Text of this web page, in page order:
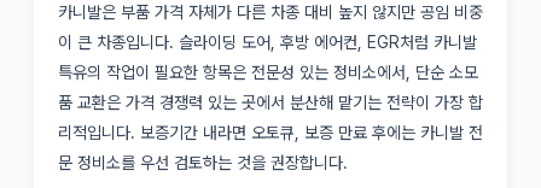
카니발은 부품 가격 자체가 다른 차종 대비 높지 않지만 공임 비중
이 큰 차종입니다. 슬라이딩 도어, 후방 에어컨, EGR처럼 카니발
특유의 작업이 필요한 항목은 전문성 있는 정비소에서, 단순 소모
품 교환은 가격 경쟁력 있는 곳에서 분산해 맡기는 전략이 가장 합
리적입니다. 보증기간 내라면 오토큐, 보증 만료 후에는 카니발 전
문 정비소를 우선 검토하는 것을 권장합니다.